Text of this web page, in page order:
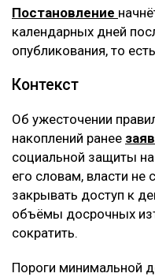
Постановление
календарных дней
опубликования, то
Контекст
Об ужесточении
накоплений ранее
социальной защиты
его словам, власти
закрывать доступ к
объёмы досрочных
сократить.
Пороги минимальной